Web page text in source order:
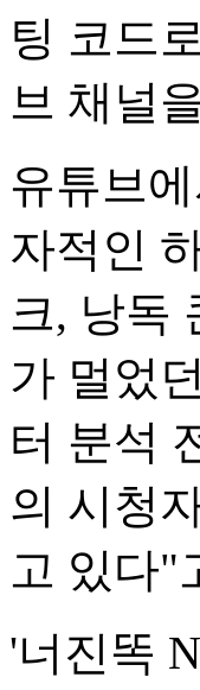
팅 코드
브 채널
유튜브
자적인
크, 낭독
가 멀었
터 분석
의 시청
고 있다"
'너진똑